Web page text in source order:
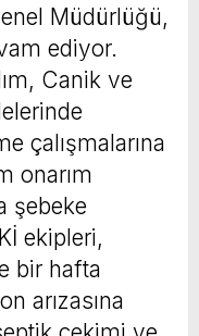
Müdürlüğü,
ediyor.
Canik ve
çalışmalarına
onarım
şebeke
ekipleri,
bir hafta
arızasına